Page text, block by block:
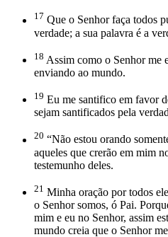
17 Que o Senhor faça todos
verdade; a sua palavra é a
18 Assim como o Senhor me
enviando ao mundo.
19 Eu me santifico em favor
sejam santificados pela
20 “Não estou orando
aqueles que crerão em mim
testemunho deles.
21 Minha oração por todos
o Senhor somos, ó Pai.
mim e eu no Senhor, assim
mundo creia que o Senhor